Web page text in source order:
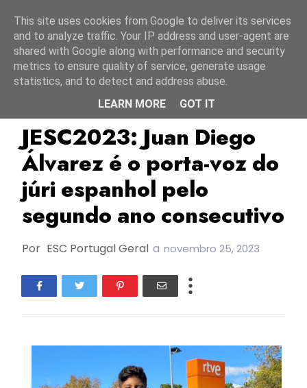
JESC2023 Juan Diego Álvarez
JESC2023: Juan Diego
Álvarez é o porta-voz do
júri espanhol pelo
segundo ano consecutivo
Por ESC Portugal Geral a novembro 25, 2023
This site uses cookies from Google to deliver its services
and to analyze traffic. Your IP address and user-agent are
shared with Google along with performance and security
metrics to ensure quality of service, generate usage
statistics, and to detect and address abuse.
LEARN MORE
GOT IT